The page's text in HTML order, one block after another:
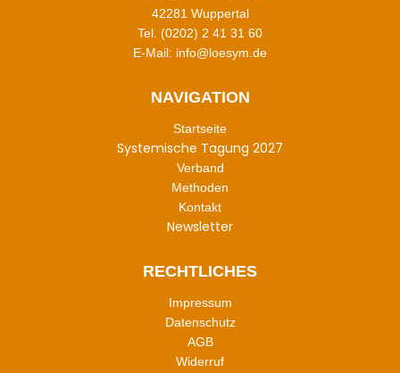
42281 Wuppertal
Tel. (0202) 2 41 31 60
E-Mail: info@loesym.de
NAVIGATION
Startseite
Systemische Tagung 2027
Verband
Methoden
Kontakt
Newsletter
RECHTLICHES
Impressum
Datenschutz
AGB
Widerruf